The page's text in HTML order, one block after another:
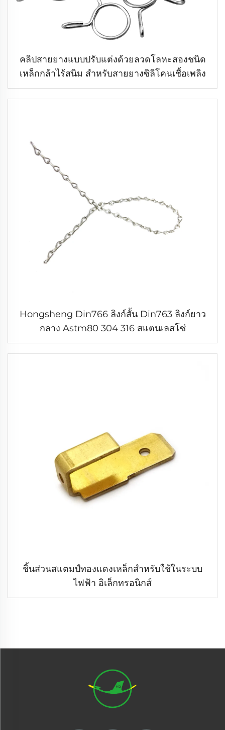
คลิปสายยางแบบปรับแต่งด้วยลวดโลหะสองชนิด
เหล็กกล้าไร้สนิม สำหรับสายยางซิลิโคนเชื้อเพลิง
Hongsheng Din766 ลิงก์สั้น Din763 ลิงก์ยาว
กลาง Astm80 304 316 สแตนเลสโซ่
ชิ้นส่วนสแตมป์ทองแดงเหล็กสำหรับใช้ในระบบ
ไฟฟ้า อิเล็กทรอนิกส์